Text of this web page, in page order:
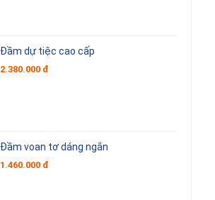
Đầm dự tiệc cao cấp
2.380.000 đ
Đầm voan tơ dáng ngắn
1.460.000 đ